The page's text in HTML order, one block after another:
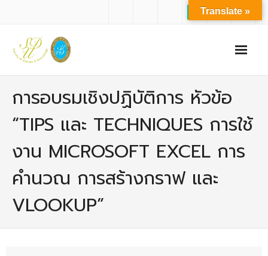
- ปรัชญาการจัดการศึกษา มหาวิทยาลัยสวนดุสิต
- ปรัชญา วิสัยทัศน์ พันธกิจ ของคณะ
- ประวัติความเป็นมาของคณะ
- บุคลากร
- - สำนักงานคณะวิทยาศาสตร์และเทคโนโลยี
การอบรมเชิงปฏิบัติการ หัวข้อ
“TIPS และ TECHNIQUES การใช้
งาน MICROSOFT EXCEL การ
คำนวณ การสร้างกราฟ และ
VLOOKUP”
Translate »